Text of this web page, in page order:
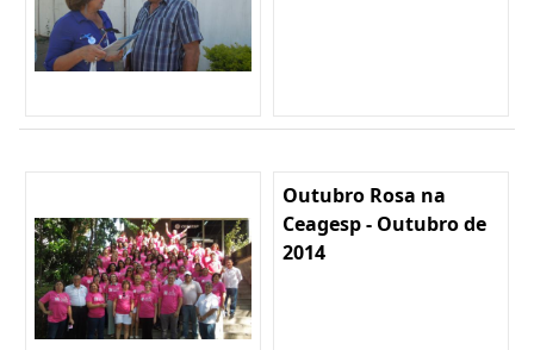
Outubro Rosa na
Ceagesp - Outubro de
2014